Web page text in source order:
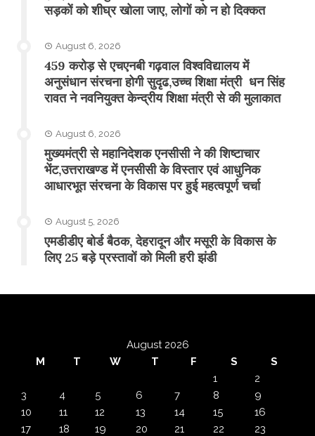
सड़कों को शीघ्र खोला जाए, लोगों को न हो दिक्कत
August 6, 2026
459 करोड़ से एचएनबी गढ़वाल विश्वविद्यालय में
अनुसंधान संरचना होगी सुदृढ,उच्च शिक्षा मंत्री धन सिंह
रावत ने नवनियुक्त केन्द्रीय शिक्षा मंत्री से की मुलाकात
August 6, 2026
मुख्यमंत्री से महानिदेशक एनसीसी ने की शिष्टाचार
भेंट,उत्तराखण्ड में एनसीसी के विस्तार एवं आधुनिक
आधारभूत संरचना के विकास पर हुई महत्वपूर्ण चर्चा
August 5, 2026
एमडीडीए बोर्ड बैठक, देहरादून और मसूरी के विकास के
लिए 25 बड़े प्रस्तावों को मिली हरी झंडी
August 2026
M
T W T F S
S
1
2
3
4 5 6 7 8
9
10
11 12 13 14 15
16
17
18 19 20 21 22
23